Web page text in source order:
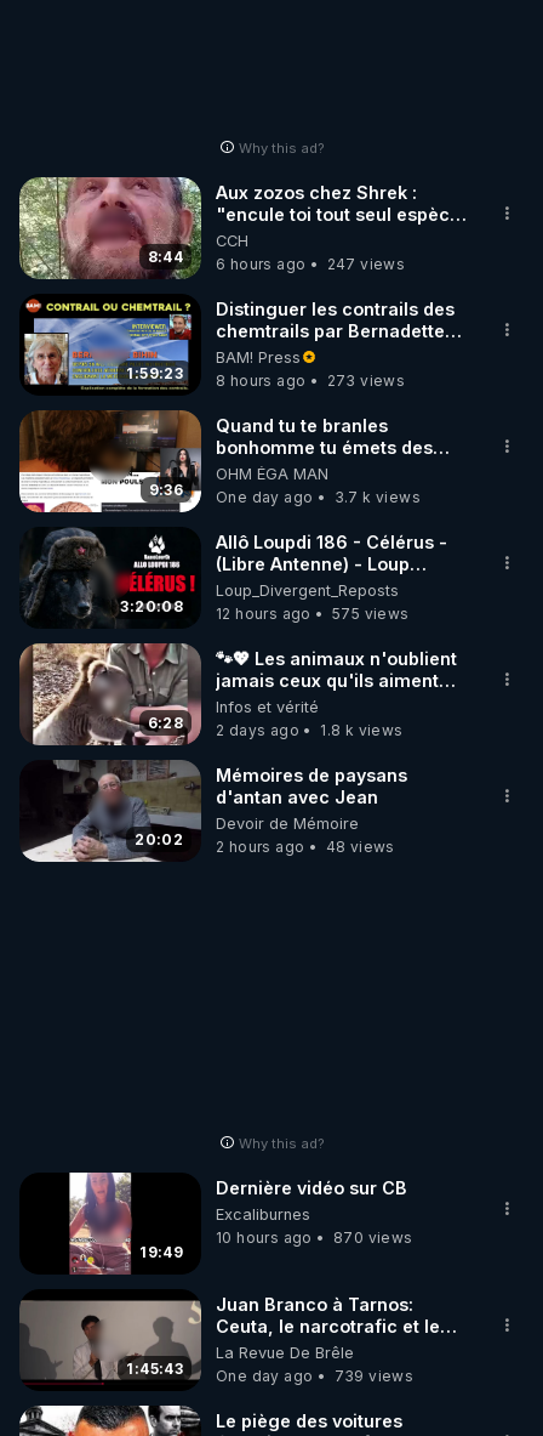
Why this ad?
8:44
Aux zozos chez Shrek :
"encule toi tout seul espèce
de mal polish"
CCH
6 hours ago
247 views
1:59:23
Distinguer les contrails des
chemtrails par Bernadette
Bihin
BAM! Press
8 hours ago
273 views
9:36
Quand tu te branles
bonhomme tu émets des
ondes ils ont juste omis de
t'expliquer
OHM ÉGA MAN
One day ago
3.7 k views
3:20:08
Allô Loupdi 186 - Célérus -
(Libre Antenne) - Loup
Divergent 2026.08.06
Loup_Divergent_Reposts
12 hours ago
575 views
6:28
🐾💖 Les animaux n'oublient
jamais ceux qu'ils aiment…
🥹❤️
Infos et vérité
2 days ago
1.8 k views
20:02
Mémoires de paysans
d'antan avec Jean
Devoir de Mémoire
2 hours ago
48 views
Why this ad?
19:49
Dernière vidéo sur CB
Excaliburnes
10 hours ago
870 views
1:45:43
Juan Branco à Tarnos:
Ceuta, le narcotrafic et le
pouvoir en France
La Revue De Brêle
One day ago
739 views
Le piège des voitures